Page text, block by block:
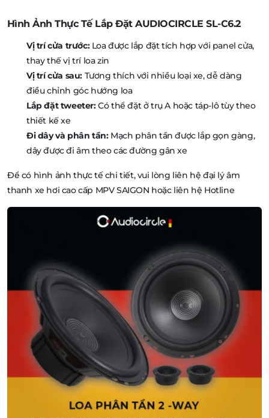
Hình Ảnh Thực Tế Lắp Đặt AUDIOCIRCLE SL-C6.2
Vị trí cửa trước:Loa được lắp đặt tích hợp với panel cửa,
thay thế vị trí loa zin
Vị trí cửa sau: Tương thích với nhiều loại xe, dễ dàng
điều chỉnh góc hướng loa
Lắp đặt tweeter:Có thể đặt ở trụ A hoặc táp-lô tùy theo
thiết kế xe
Đi dây và phân tần:Mạch phân tần được lắp gọn gàng,
dây được đi âm theo các đường gân xe
Để có hình ảnh thực tế chi tiết, vui lòng liên hệ đại lý âm
thanh xe hơi cao cấp MPV SAIGON hoặc liên hệ Hotline